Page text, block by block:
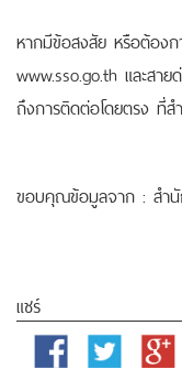
หากมีข้อสงสัย หรือต้อง
www.sso.go.th และสา
ถึงการติดต่อโดยตรง ที่
ขอบคุณข้อมูลจาก : สำนั
แชร์
Facebook Twitter
Google